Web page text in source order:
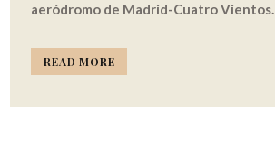
aeródromo de Madrid-Cuatro Vientos.
READ MORE